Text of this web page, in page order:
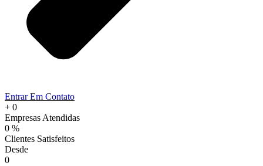
Entrar Em Contato
+ 0
Empresas Atendidas
0 %
Clientes Satisfeitos
Desde
0